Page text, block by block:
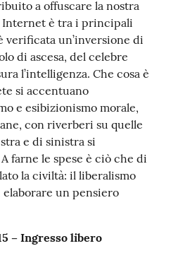
a offuscare la nostra
Internet è tra i principali
verificata un’inversione di
di ascesa, del celebre
l’intelligenza. Che cosa è
si accentuano
e esibizionismo morale,
con riverberi su quelle
e di sinistra si
farne le spese è ciò che di
la civiltà: il liberalismo
un pensiero
– Ingresso libero